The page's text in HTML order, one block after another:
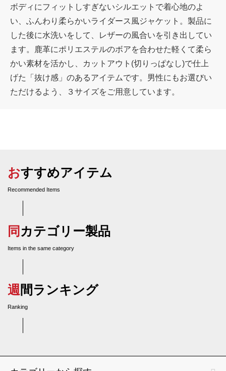
ボディにフィットしすぎないシルエットで着心地のよ
い、ふんわり柔らかいライダース風ジャケット。製品に
した後に水洗いをして、レザーの風合いを引き出してい
ます。鹿革にポリエステルのボアを合わせた軽くて柔ら
かい素材を活かし、カットアウト(切りっぱなし)で仕上
げた「抜け感」のあるアイテムです。男性にもお選びい
ただけるよう、３サイズをご用意しています。
おすすめアイテム
Recommended Items
同カテゴリー製品
Items in the same category
週間ランキング
Ranking